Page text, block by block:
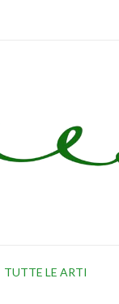
TUTTE LE ARTI